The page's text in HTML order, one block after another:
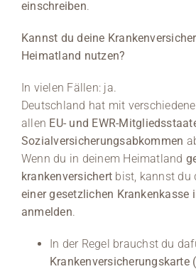
einschreiben.
Kannst du deine
Heimatland nutzen?
In vielen Fällen: ja.
Deutschland hat mit
allen EU- und EWR-
Sozialversicherungsabkommen
Wenn du in deinem Heimatland
krankenversichert bist, kannst du
einer gesetzlichen Krankenkasse
anmelden.
In der Regel brauchst du
Krankenversicherungskarte